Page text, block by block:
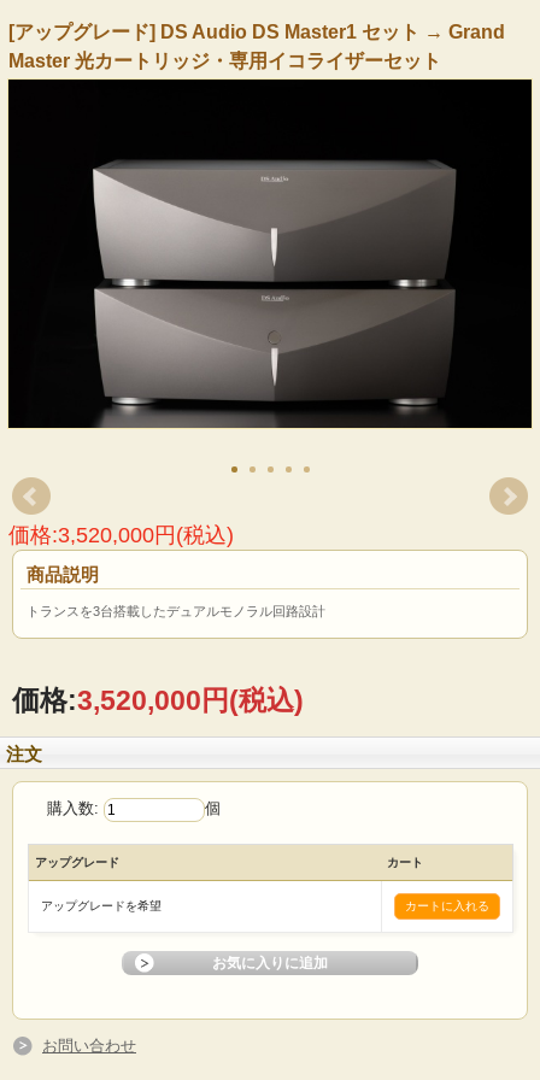
[アップグレード] DS Audio DS Master1 セット → Grand
Master 光カートリッジ・専用イコライザーセット
価格:3,520,000円(税込)
商品説明
トランスを3台搭載したデュアルモノラル回路設計
価格:3,520,000円(税込)
注文
購入数: 個
アップグレード カート
アップグレードを希望
お問い合わせ